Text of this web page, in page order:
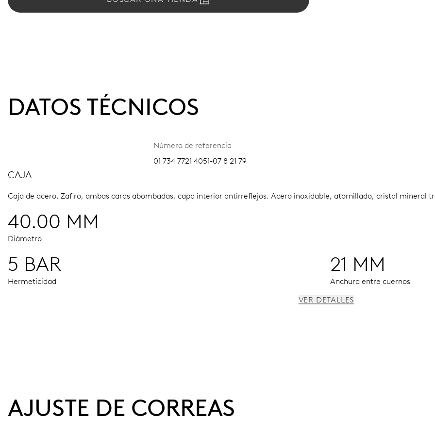
DATOS TÉCNICOS
Número de referencia
01 734 7721 4051-07 8 21 79
CAJA
Caja de acero. Zafiro, ambas caras abombadas, capa interior antirreflejos. Acero inoxidable, atornillado, cristal mineral
40.00 MM
Diámetro
5 BAR
Hermeticidad
21 MM
Anchura entre cuernos
Reserva de marcha
VER DETALLES
AJUSTE DE CORREAS